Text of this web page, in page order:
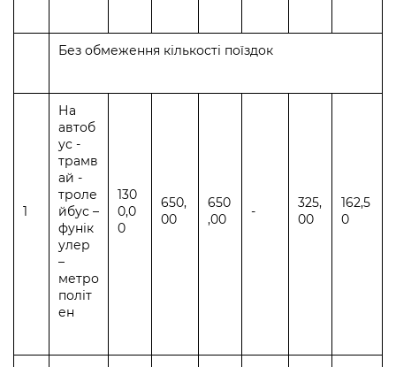
Без обмеження кількості поїздок
1
На
автоб
ус -
трамв
ай -
троле
йбус –
фунік
улер
–
метро
політ
ен
130
0,0
0
650,
00
650
,00
-
325,
00
162,5
0